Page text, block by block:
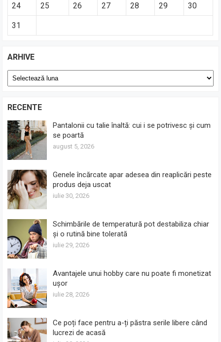
24 25 26 27 28 29 30
31
ARHIVE
Arhive
RECENTE
Pantalonii cu talie înaltă: cui i se potrivesc și cum
se poartă
august 5, 2026
Genele încărcate apar adesea din reaplicări peste
produs deja uscat
iulie 30, 2026
Schimbările de temperatură pot destabiliza chiar
și o rutină bine tolerată
iulie 29, 2026
Avantajele unui hobby care nu poate fi monetizat
ușor
iulie 28, 2026
Ce poți face pentru a-ți păstra serile libere când
lucrezi de acasă